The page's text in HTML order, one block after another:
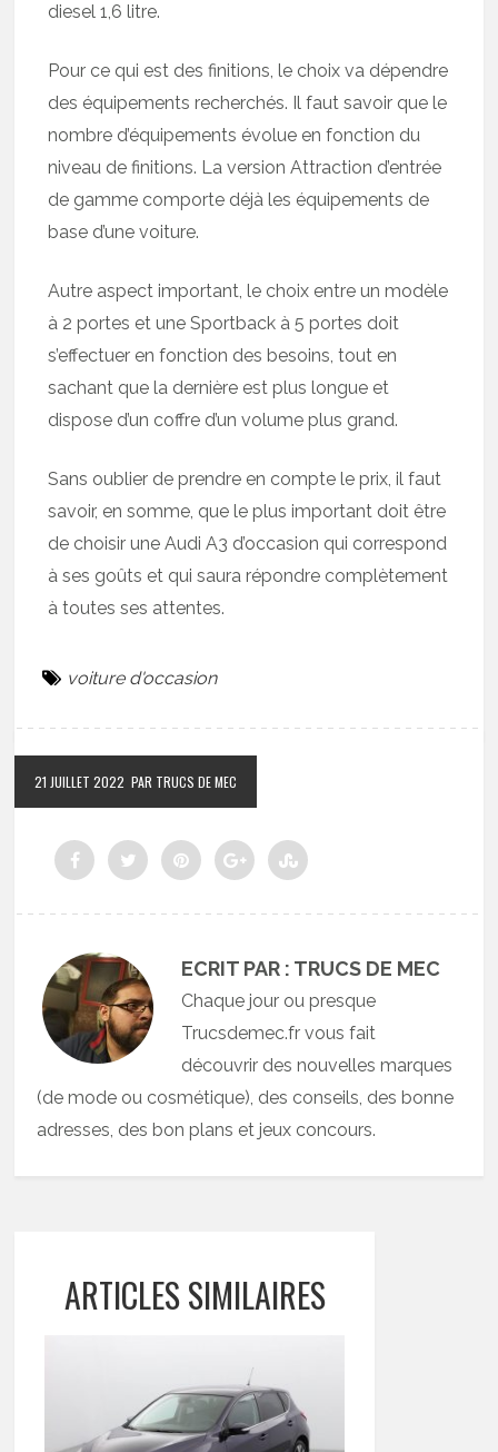
diesel 1,6 litre.
Pour ce qui est des finitions, le choix va dépendre
des équipements recherchés. Il faut savoir que le
nombre d’équipements évolue en fonction du
niveau de finitions. La version Attraction d’entrée
de gamme comporte déjà les équipements de
base d’une voiture.
Autre aspect important, le choix entre un modèle
à 2 portes et une Sportback à 5 portes doit
s’effectuer en fonction des besoins, tout en
sachant que la dernière est plus longue et
dispose d’un coffre d’un volume plus grand.
Sans oublier de prendre en compte le prix, il faut
savoir, en somme, que le plus important doit être
de choisir une Audi A3 d’occasion qui correspond
à ses goûts et qui saura répondre complètement
à toutes ses attentes.
voiture d'occasion
21 JUILLET 2022 PAR TRUCS DE MEC
ECRIT PAR : TRUCS DE MEC
Chaque jour ou presque
Trucsdemec.fr vous fait
découvrir des nouvelles marques
(de mode ou cosmétique), des conseils, des bonne
adresses, des bon plans et jeux concours.
ARTICLES SIMILAIRES